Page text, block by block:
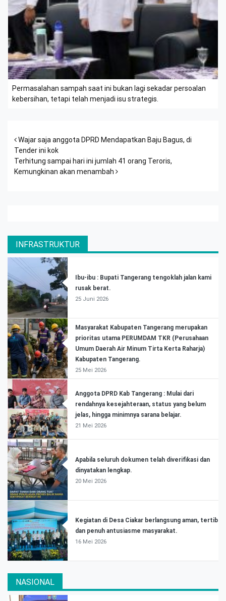
Permasalahan sampah saat ini bukan lagi sekadar persoalan
kebersihan, tetapi telah menjadi isu strategis.
Post navigation
Wajar saja anggota DPRD Mendapatkan Baju Bagus, di
Tender ini kok
Terhitung sampai hari ini jumlah 41 orang Teroris,
Kemungkinan akan menambah
INFRASTRUKTUR
Ibu-ibu : Bupati Tangerang tengoklah jalan kami
rusak berat.
25 Juni 2026
Masyarakat Kabupaten Tangerang merupakan
prioritas utama PERUMDAM TKR (Perusahaan
Umum Daerah Air Minum Tirta Kerta Raharja)
Kabupaten Tangerang.
25 Mei 2026
Anggota DPRD Kab Tangerang : Mulai dari
rendahnya kesejahteraan, status yang belum
jelas, hingga minimnya sarana belajar.
21 Mei 2026
Apabila seluruh dokumen telah diverifikasi dan
dinyatakan lengkap.
20 Mei 2026
Kegiatan di Desa Ciakar berlangsung aman, tertib
dan penuh antusiasme masyarakat.
16 Mei 2026
NASIONAL